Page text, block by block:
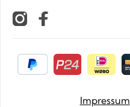
Impressum